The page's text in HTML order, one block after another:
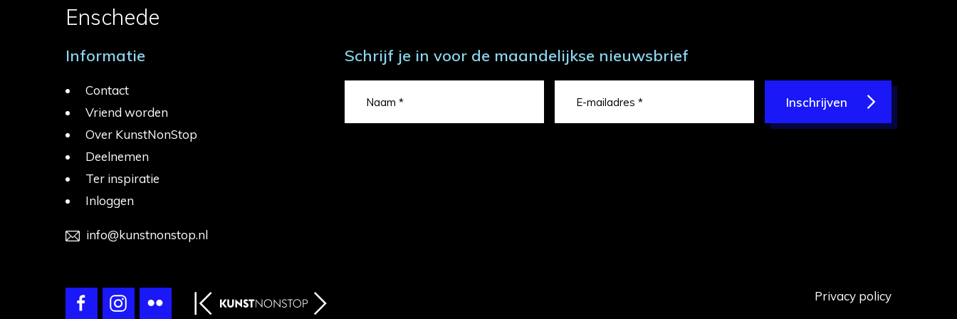
Enschede
Informatie
Contact
Vriend worden
Over KunstNonStop
Deelnemen
Ter inspiratie
Inloggen
info@kunstnonstop.nl
Schrijf je in voor de maandelijkse nieuwsbrief
Inschrijven
Privacy policy